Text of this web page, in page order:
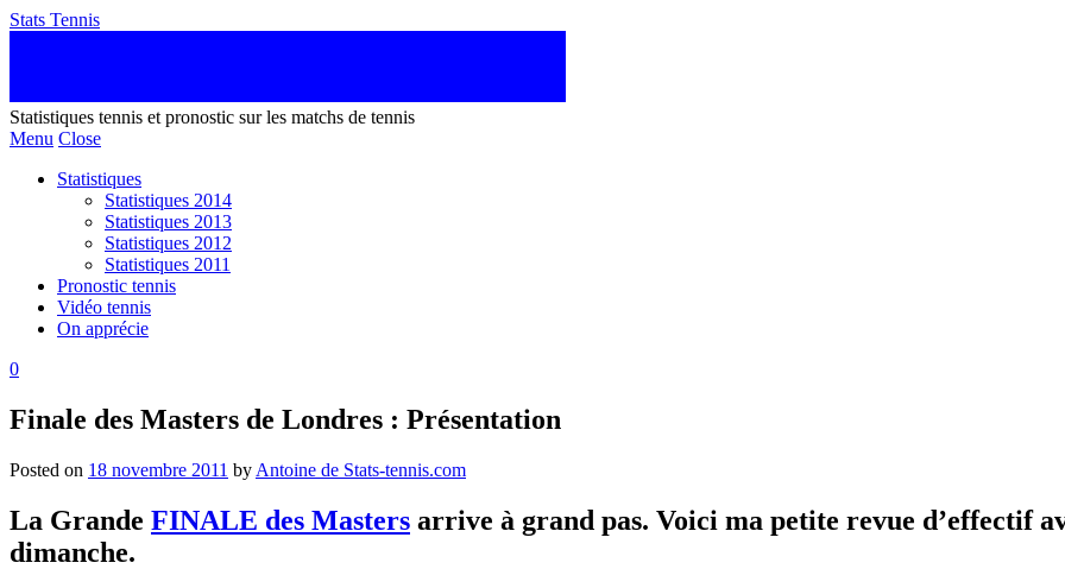
Stats Tennis
Statistiques tennis et pronostic sur les matchs de tennis
Menu Close
Statistiques
Statistiques 2014
Statistiques 2013
Statistiques 2012
Statistiques 2011
Pronostic tennis
Vidéo tennis
On apprécie
0
Finale des Masters de Londres : Présentation
Posted on 18 novembre 2011 by Antoine de Stats-tennis.com
La Grande FINALE des Masters arrive à grand pas. Voici ma petite revue d’effectif
dimanche.